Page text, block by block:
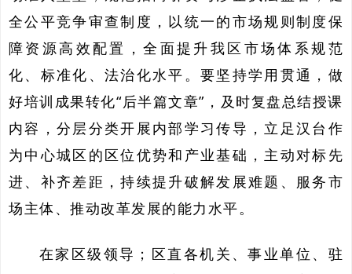
全公平竞争审查制度，以统一的市场规则制度保
障资源高效配置，全面提升我区市场体系规范
化、标准化、法治化水平。要坚持学用贯通，做
好培训成果转化“后半篇文章”，及时复盘总结授课
内容，分层分类开展内部学习传导，立足汉台作
为中心城区的区位优势和产业基础，主动对标先
进、补齐差距，持续提升破解发展难题、服务市
场主体、推动改革发展的能力水平。
在家区级领导；区直各机关、事业单位、驻